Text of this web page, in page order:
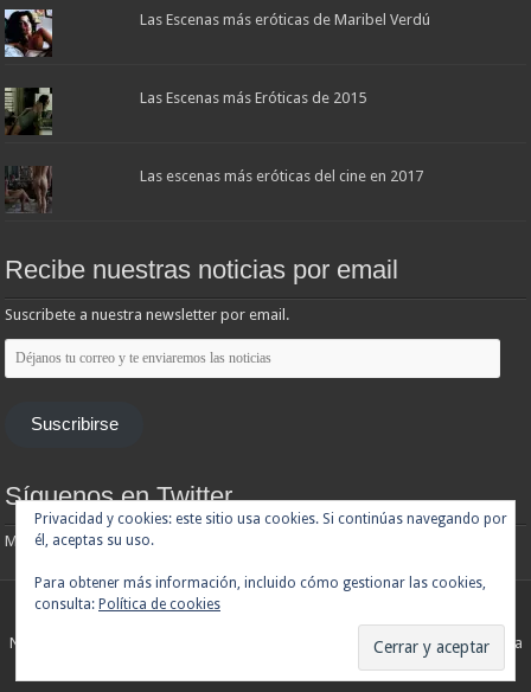
Las Escenas más eróticas de Maribel Verdú
Las Escenas más Eróticas de 2015
Las escenas más eróticas del cine en 2017
Recibe nuestras noticias por email
Suscribete a nuestra newsletter por email.
Déjanos
tu
correo
enviaremos
Suscribirse
Síguenos en Twitter
Mis tuits
Noticias de cine y de series de televisión, críticas, tráilers, estrenos. Cineralia
© Copyright 2007 - 2026, Todos los derechos reservados
Privacidad y cookies: este sitio usa cookies. Si continúas navegando por
él, aceptas su uso.
Para obtener más información, incluido cómo gestionar las cookies,
consulta: Política de cookies